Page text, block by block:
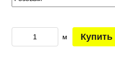
м Купить